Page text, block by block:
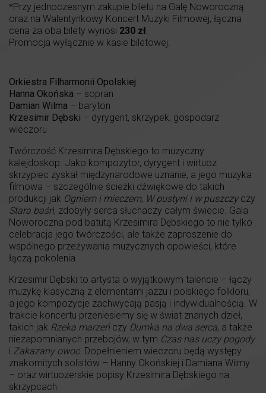
*Przy jednoczesnym zakupie biletu na Galę Noworoczną
oraz na Walentynkowy Koncert Muzyki Filmowej, łączna
cena za oba bilety wynosi 230 zł.
Promocja wyłącznie w kasie biletowej.
Orkiestra Filharmonii Opolskiej
Hanna Okońska – sopran
Damian Wilma – baryton
Krzesimir Dębski – dyrygent, skrzypek, gospodarz
wieczoru
Twórczość Krzesimira Dębskiego to muzyczny
kalejdoskop. Jako kompozytor, dyrygent i wirtuoz
skrzypiec zyskał międzynarodowe uznanie, a jego muzyka
filmowa – szczególnie ścieżki dźwiękowe do takich
produkcji jak Ogniem i mieczem, W pustyni i w puszczyczy
Stara baśń, zdobyły serca słuchaczy całym świecie. Gala
Noworoczna pod batutą Krzesimira Dębskiego to nie tylko
celebracja jego twórczości, ale także zaproszenie do
wspólnego przeżywania muzycznych opowieści, które
łączą pokolenia.
Krzesimir Dębski to artysta o wyjątkowym talencie – łączy
muzykę klasyczną z elementami jazzu i polskiego folkloru,
a jego kompozycje zachwycają pasją i indywidualnością. W
trakcie koncertu przeniesiemy się w świat znanych dzieł,
takich jak Rzeka marzeń czy Dumka na dwa serca, a także
niezapomnianych przebojów, w tym Czas nas uczy pogody
i Zakazany owoc. Dopełnieniem wieczoru będą występy
znakomitych solistów – Hanny Okońskiej i Damiana Wilmy
– oraz wirtuozerskie popisy Krzesimira Dębskiego na
skrzypcach.